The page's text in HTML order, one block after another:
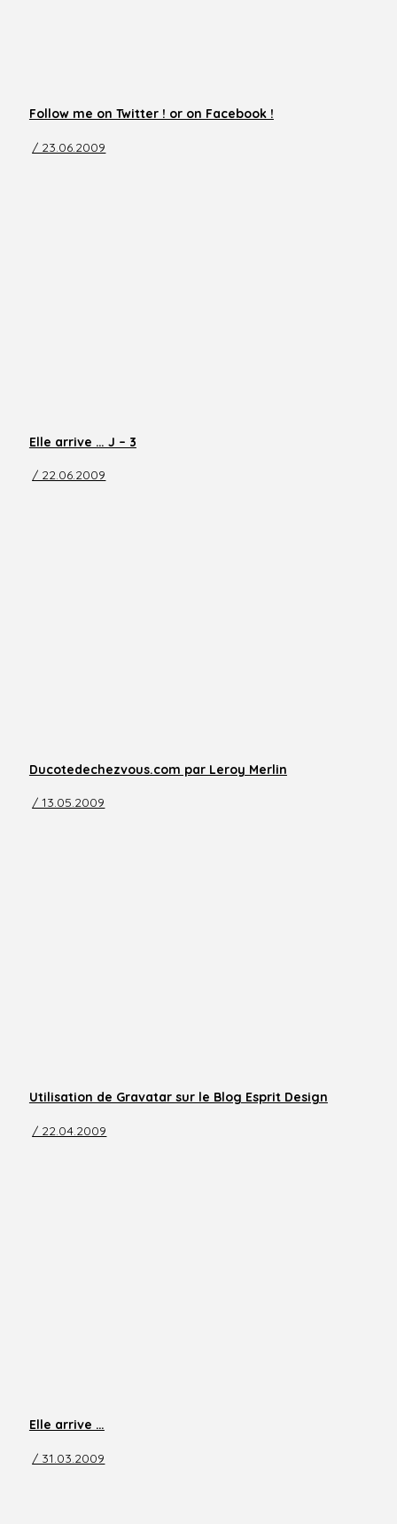
Follow me on Twitter ! or on Facebook !
/ 23.06.2009
Elle arrive … J – 3
/ 22.06.2009
Ducotedechezvous.com par Leroy Merlin
/ 13.05.2009
Utilisation de Gravatar sur le Blog Esprit Design
/ 22.04.2009
Elle arrive …
/ 31.03.2009